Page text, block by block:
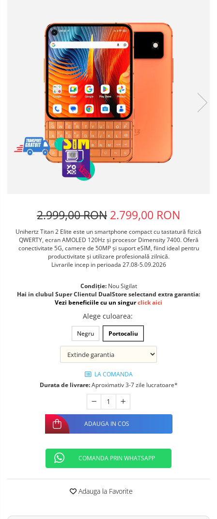
Telefoane mobile Unihertz
Telefoane mobile Cubot
Telefoane mobile Blackview
Telefoane mobile OSCAL
Telefoane mobile Fossibot
Telefoane mobile Lagenio
Telefoane mobile Samsung
Telefoane mobile iSEN
Telefoane mobile F150
Telefoane mobile HUAWEI
Telefoane mobile iHunt
Telefoane mobile Xiaomi
Telefoane mobile AGM
Telefoane mobile ZTE Nubia
2.999,00 RON 2.799,00 RON
Unihertz Titan 2 Elite este un smartphone compact cu tastatură fizică
QWERTY, ecran AMOLED 120Hz și procesor Dimensity 7400. Oferă
conectivitate 5G, camere de 50MP și suport eSIM, fiind ideal pentru
productivitate și utilizare profesională zilnică.
Livrarile incep in perioada 27.08-5.09.2026
Condiție: Nou Sigilat
Hai in clubul Super Clientul DualStore selectand extra garantia:
Vezi beneficiile cu un singurclick aici
Alege culoarea:
Negru Portocaliu
LA COMANDA
Durata de livrare:Aproximativ 3-7 zile lucratoare*
ADAUGA IN COS
COMANDA PRIN WHATSAPP
Adauga la Favorite